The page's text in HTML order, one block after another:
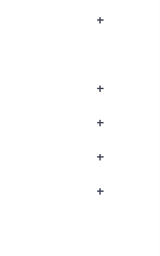
+
+
+
+
+